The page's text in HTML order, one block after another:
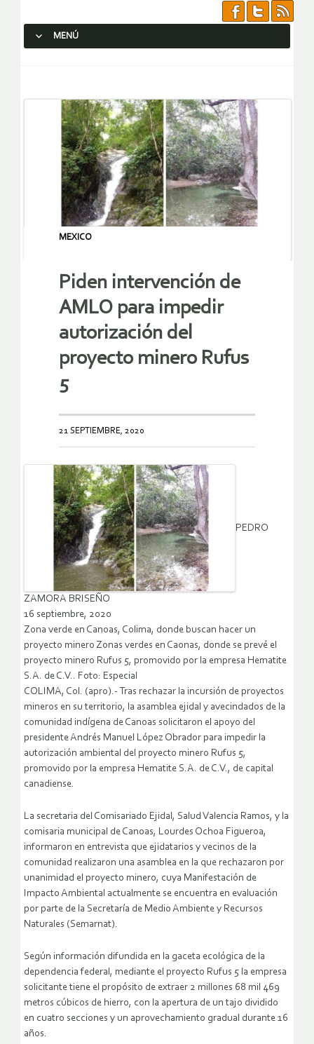
MENÚ
MEXICO
Piden intervención de
AMLO para impedir
autorización del
proyecto minero Rufus
5
21 SEPTIEMBRE, 2020
PEDRO
ZAMORA BRISEÑO
16 septiembre, 2020
Zona verde en Canoas, Colima, donde buscan hacer un
proyecto minero Zonas verdes en Caonas, donde se prevé el
proyecto minero Rufus 5, promovido por la empresa Hematite
S.A. de C.V.. Foto: Especial
COLIMA, Col. (apro).- Tras rechazar la incursión de proyectos
mineros en su territorio, la asamblea ejidal y avecindados de la
comunidad indígena de Canoas solicitaron el apoyo del
presidente Andrés Manuel López Obrador para impedir la
autorización ambiental del proyecto minero Rufus 5,
promovido por la empresa Hematite S.A. de C.V., de capital
canadiense.
La secretaria del Comisariado Ejidal, Salud Valencia Ramos, y la
comisaria municipal de Canoas, Lourdes Ochoa Figueroa,
informaron en entrevista que ejidatarios y vecinos de la
comunidad realizaron una asamblea en la que rechazaron por
unanimidad el proyecto minero, cuya Manifestación de
Impacto Ambiental actualmente se encuentra en evaluación
por parte de la Secretaría de Medio Ambiente y Recursos
Naturales (Semarnat).
Según información difundida en la gaceta ecológica de la
dependencia federal, mediante el proyecto Rufus 5 la empresa
solicitante tiene el propósito de extraer 2 millones 68 mil 469
metros cúbicos de hierro, con la apertura de un tajo dividido
en cuatro secciones y un aprovechamiento gradual durante 16
años.